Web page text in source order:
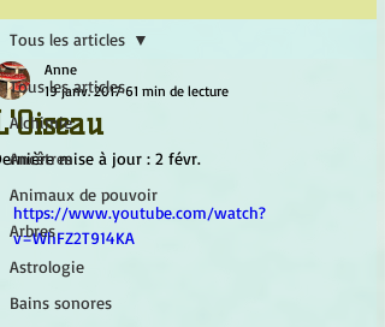
Tous les articles
Alchimie
Ancêtres
Animaux de pouvoir
Arbres
Astrologie
Bains sonores
Tous les articles
Anne
19 janv. 2017 61 min de lecture
mise à jour : 2 févr.
https://www.youtube.com/watch?
v=WhFZ2T914KA